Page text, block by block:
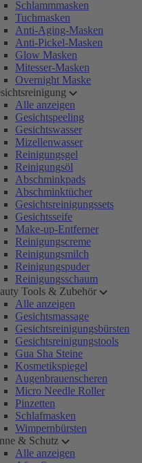
Schlammmasken
Tuchmasken
Anti-Aging-Masken
Anti-Pickel-Masken
Glow Masken
Mitesser-Masken
Overnight Maske
Alle anzeigen
Gesichtspeeling
Gesichtswasser
Mizellenwasser
Reinigungsgel
Reinigungsöl
Abschminkpads
Abschminktücher
Gesichtsreinigungssets
Gesichtsseife
Make-up-Entferner
Reinigungscreme
Reinigungsmilch
Reinigungspuder
Reinigungsschaum
Tools & Zubehör
Alle anzeigen
Gesichtsmassage
Gesichtsreinigungsbürsten
Gesichtsreinigungstools
Gua Sha Steine
Kosmetikspiegel
Augenbrauenscheren
Micro Needle Roller
Pinzetten
Schlafmasken
Wimpernbürsten
& Schutz
Alle anzeigen